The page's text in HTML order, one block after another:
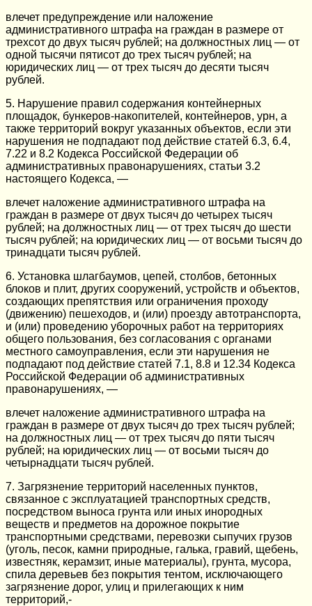
влечет предупреждение или наложение
административного штрафа на граждан в размере от
трехсот до двух тысяч рублей; на должностных лиц — от
одной тысячи пятисот до трех тысяч рублей; на
юридических лиц — от трех тысяч до десяти тысяч
рублей.
5. Нарушение правил содержания контейнерных
площадок, бункеров-накопителей, контейнеров, урн, а
также территорий вокруг указанных объектов, если эти
нарушения не подпадают под действие статей 6.3, 6.4,
7.22 и 8.2 Кодекса Российской Федерации об
административных правонарушениях, статьи 3.2
настоящего Кодекса, —
влечет наложение административного штрафа на
граждан в размере от двух тысяч до четырех тысяч
рублей; на должностных лиц — от трех тысяч до шести
тысяч рублей; на юридических лиц — от восьми тысяч до
тринадцати тысяч рублей.
6. Установка шлагбаумов, цепей, столбов, бетонных
блоков и плит, других сооружений, устройств и объектов,
создающих препятствия или ограничения проходу
(движению) пешеходов, и (или) проезду автотранспорта,
и (или) проведению уборочных работ на территориях
общего пользования, без согласования с органами
местного самоуправления, если эти нарушения не
подпадают под действие статей 7.1, 8.8 и 12.34 Кодекса
Российской Федерации об административных
правонарушениях, —
влечет наложение административного штрафа на
граждан в размере от двух тысяч до трех тысяч рублей;
на должностных лиц — от трех тысяч до пяти тысяч
рублей; на юридических лиц — от восьми тысяч до
четырнадцати тысяч рублей.
7. Загрязнение территорий населенных пунктов,
связанное с эксплуатацией транспортных средств,
посредством выноса грунта или иных инородных
веществ и предметов на дорожное покрытие
транспортными средствами, перевозки сыпучих грузов
(уголь, песок, камни природные, галька, гравий, щебень,
известняк, керамзит, иные материалы), грунта, мусора,
спила деревьев без покрытия тентом, исключающего
загрязнение дорог, улиц и прилегающих к ним
территорий,-